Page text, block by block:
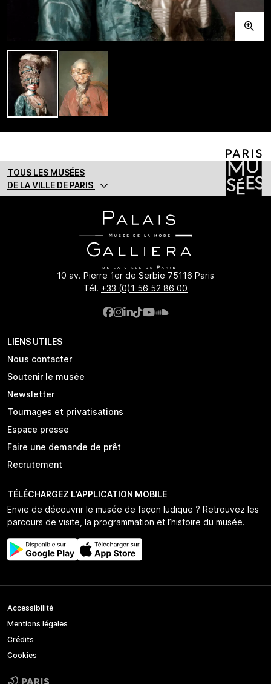
TOUS LES MUSÉES
DE LA VILLE DE PARIS
10 av. Pierre 1er de Serbie 75116 Paris
Tél. +33 (0)1 56 52 86 00
LIENS UTILES
Nous contacter
Soutenir le musée
Newsletter
Tournages et privatisations
Espace presse
Faire une demande de prêt
Recrutement
TÉLÉCHARGEZ L'APPLICATION MOBILE
Envie de découvrir le musée de façon ludique ? Retrouvez les
parcours de visite, la programmation et l’histoire du musée.
Accessibilité
Mentions légales
Crédits
Cookies